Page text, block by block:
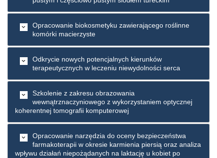
Opracowanie biokosmetyku zawierającego roślinne
komórki macierzyste
Odkrycie nowych potencjalnych kierunków
terapeutycznych w leczeniu niewydolności serca
Szkolenie z zakresu obrazowania
wewnątrznaczyniowego z wykorzystaniem optycznej
koherentnej tomografii komputerowej
Opracowanie narzędzia do oceny bezpieczeństwa
farmakoterapii w okresie karmienia piersią oraz analiza
wpływu działań niepożądanych na laktację u kobiet po